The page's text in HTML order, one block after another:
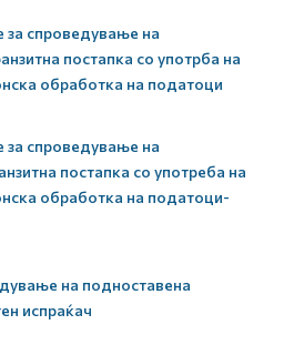
спроведување на
постапка со употрба на
обработка на податоци
спроведување на
постапка со употреба на
обработка на податоци-
на подноставена
испраќач